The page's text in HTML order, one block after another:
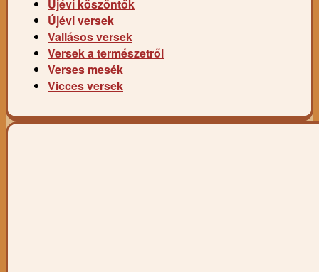
Újévi köszöntők
Újévi versek
Vallásos versek
Versek a természetről
Verses mesék
Vicces versek